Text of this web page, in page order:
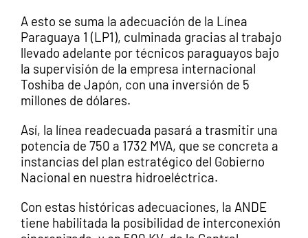
A esto se suma la adecuación de la Línea
Paraguaya 1 (LP1), culminada gracias al trabajo
llevado adelante por técnicos paraguayos bajo
la supervisión de la empresa internacional
Toshiba de Japón, con una inversión de 5
millones de dólares.
Así, la línea readecuada pasará a trasmitir una
potencia de 750 a 1732 MVA, que se concreta a
instancias del plan estratégico del Gobierno
Nacional en nuestra hidroeléctrica.
Con estas históricas adecuaciones, la ANDE
tiene habilitada la posibilidad de interconexión